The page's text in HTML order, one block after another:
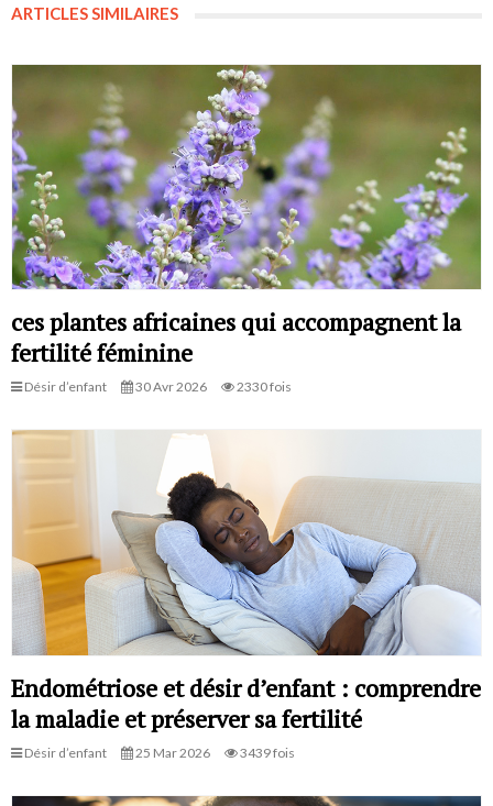
ARTICLES SIMILAIRES
ces plantes africaines qui accompagnent la
fertilité féminine
Désir d’enfant 30 Avr 2026 2330 fois
Endométriose et désir d’enfant : comprendre
la maladie et préserver sa fertilité
Désir d’enfant 25 Mar 2026 3439 fois